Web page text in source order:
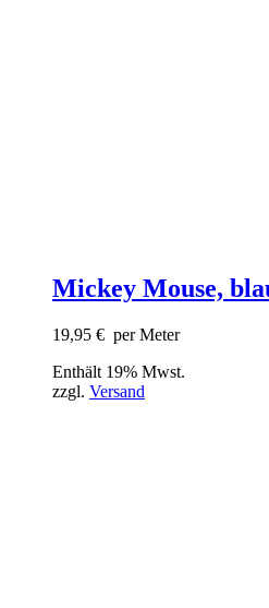
Mickey Mouse,
19,95 € per Meter
Enthält 19% Mwst.
zzgl. Versand